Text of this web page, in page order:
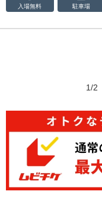
入場無料 駐車場
1/2